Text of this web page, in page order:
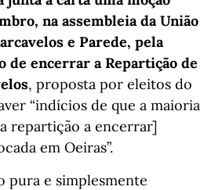
na assembleia da União
e Parede, pela
de encerrar a Repartição de
, proposta por eleitos do
“indícios de que a maioria
repartição a encerrar]
em Oeiras”.
pura e simplesmente